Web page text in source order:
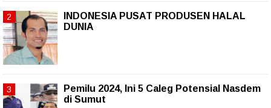
INDONESIA PUSAT PRODUSEN HALAL
DUNIA
Pemilu 2024, Ini 5 Caleg Potensial Nasdem
di Sumut